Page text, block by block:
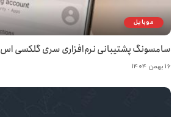
موبایل
سامسونگ پشتیبانی نرم‌افزاری سری گلکسی اس ۲۱ را متوقف کرد
۱۶ بهمن ۱۴۰۴